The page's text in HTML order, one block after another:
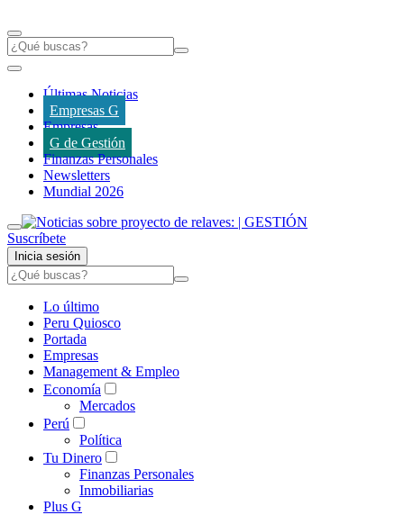
Últimas Noticias
Empresas G
Empresas
G de Gestión
Finanzas Personales
Newsletters
Mundial 2026
Suscríbete
Inicia sesión
Lo último
Peru Quiosco
Portada
Empresas
Management & Empleo
Economía
Mercados
Perú
Política
Tu Dinero
Finanzas Personales
Inmobiliarias
Plus G